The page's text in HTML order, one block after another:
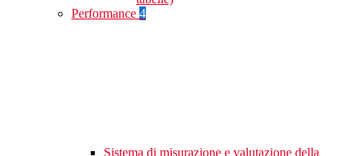
Performance 4
Sistema di misurazione e valutazione della